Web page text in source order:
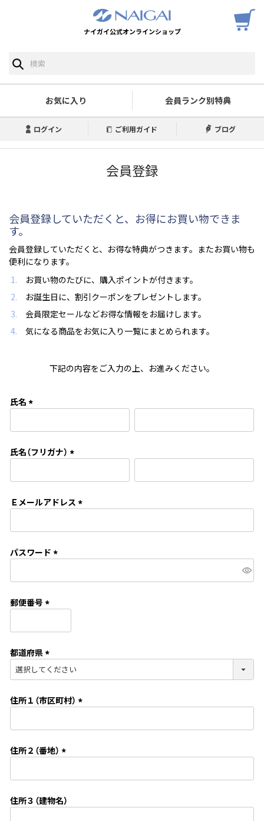
ナイガイ公式オンラインショップ
お気に入り 会員ランク別特典
ログイン ご利用ガイド ブログ
会員登録
会員登録していただくと、お得にお買い物できま
す。
会員登録していただくと、お得な特典がつきます。またお買い物も
便利になります。
お買い物のたびに、購入ポイントが付きます。
お誕生日に、割引クーポンをプレゼントします。
会員限定セールなどお得な情報をお届けします。
気になる商品をお気に入り一覧にまとめられます。
下記の内容をご入力の上、お進みください。
氏名
必
)
氏名（フリガナ）
必
)
Ｅメールアドレス
必
パスワード
必
郵便番号
必
)
都道府県
(
必
)
住所１（市区町村）
必
住所２（番地）
必
)
住所３（建物名）